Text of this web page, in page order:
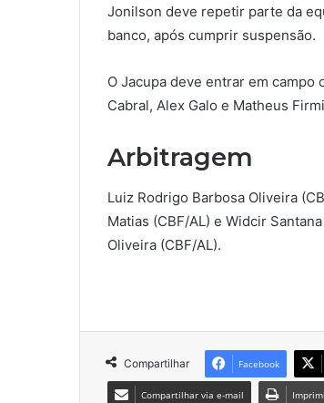
Jonilson deve repetir parte da
banco, após cumprir suspensão.
O Jacupa deve entrar em campo
Cabral, Alex Galo e Matheus
Arbitragem
Luiz Rodrigo Barbosa Oliveira
Matias (CBF/AL) e Widcir
Oliveira (CBF/AL).
Compartilhar Facebook
Compartilhar via e-mail